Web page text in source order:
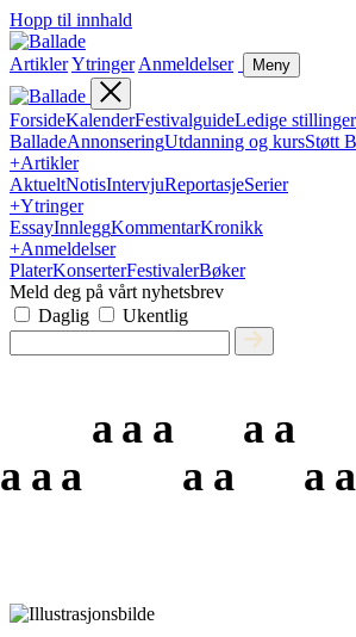
Hopp til innhald
ArtiklerYtringer Anmeldelser Meny
ForsideKalenderFestivalguideLedige stillinger
BalladeAnnonseringUtdanning og kursStøtt
+Artikler
AktueltNotisIntervjuReportasjeSerier
+Ytringer
EssayInnleggKommentarKronikk
+Anmeldelser
PlaterKonserterFestivalerBøker
Meld deg på vårt nyhetsbrev
Daglig
Ukentlig
a
a
a
a
a